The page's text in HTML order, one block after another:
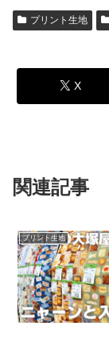
プリント生地
X
関連記事
プリント生地